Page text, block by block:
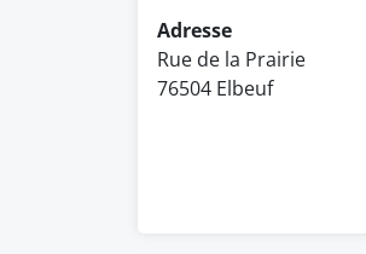
Adresse
Rue de la Prairie
76504 Elbeuf